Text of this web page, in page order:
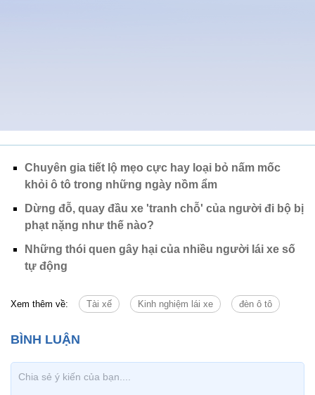
Chuyên gia tiết lộ mẹo cực hay loại bỏ nấm mốc
khỏi ô tô trong những ngày nồm ẩm
Dừng đỗ, quay đầu xe 'tranh chỗ' của người đi bộ bị
phạt nặng như thế nào?
Những thói quen gây hại của nhiều người lái xe số
tự động
Xem thêm về: Tài xế Kinh nghiệm lái xe đèn ô tô